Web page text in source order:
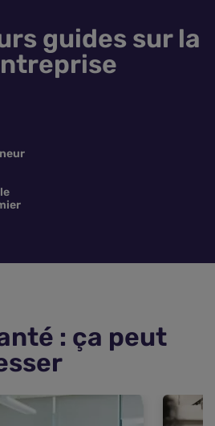
guides sur la
: ça peut